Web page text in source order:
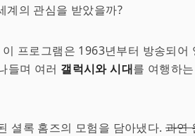
계의 관심을 받았을까?
이 프로그램은 1963년부터 방송되어
들며 여러 갤럭시와 시대를 여행하
셜록 홈즈의 모험을 담아냈다.과연